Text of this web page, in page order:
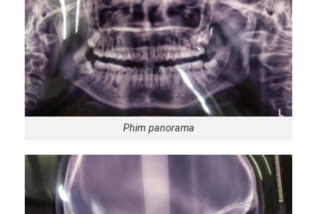
Phim panorama